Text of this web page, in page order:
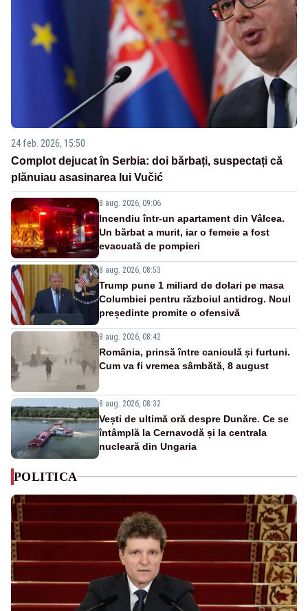
24 feb. 2026, 15:50
Complot dejucat în Serbia: doi bărbați, suspectați că
plănuiau asasinarea lui Vučić
8 aug. 2026, 09:06
Incendiu într-un apartament din Vâlcea.
Un bărbat a murit, iar o femeie a fost
evacuată de pompieri
8 aug. 2026, 08:53
Trump pune 1 miliard de dolari pe masa
Columbiei pentru războiul antidrog. Noul
președinte promite o ofensivă
8 aug. 2026, 08:42
România, prinsă între caniculă și furtuni.
Cum va fi vremea sâmbătă, 8 august
8 aug. 2026, 08:32
Vești de ultimă oră despre Dunăre. Ce se
întâmplă la Cernavodă și la centrala
nucleară din Ungaria
POLITICA